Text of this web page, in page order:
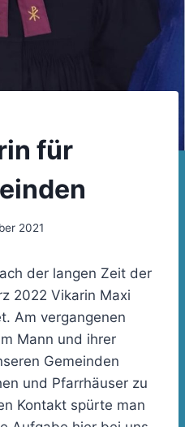
für
2021
der langen Zeit der
2022 Vikarin Maxi
Am vergangenen
Mann und ihrer
Gemeinden
und Pfarrhäuser zu
Kontakt spürte man